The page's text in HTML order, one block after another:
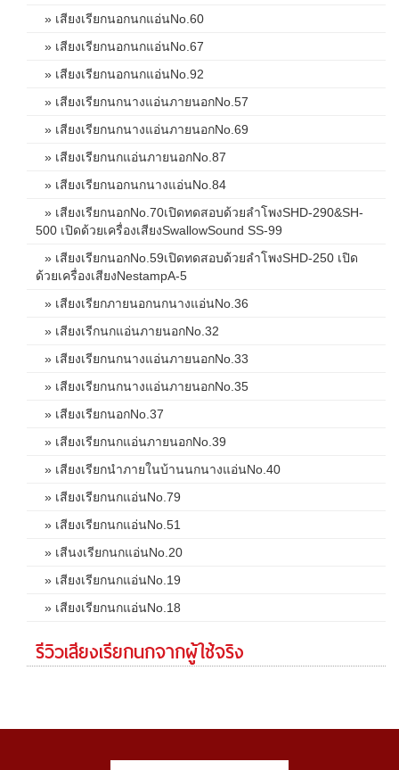
» เสียงเรียกนอกนกแอ่นNo.60
» เสียงเรียกนอกนกแอ่นNo.67
» เสียงเรียกนอกนกแอ่นNo.92
» เสียงเรียกนกนางแอ่นภายนอกNo.57
» เสียงเรียกนกนางแอ่นภายนอกNo.69
» เสียงเรียกนกแอ่นภายนอกNo.87
» เสียงเรียกนอกนกนางแอ่นNo.84
» เสียงเรียกนอกNo.70เปิดทดสอบด้วยลำโพงSHD-290&SH-
500 เปิดด้วยเครื่องเสียงSwallowSound SS-99
» เสียงเรียกนอกNo.59เปิดทดสอบด้วยลำโพงSHD-250 เปิด
ด้วยเครื่องเสียงNestampA-5
» เสียงเรียกภายนอกนกนางแอ่นNo.36
» เสียงเรีกนกแอ่นภายนอกNo.32
» เสียงเรียกนกนางแอ่นภายนอกNo.33
» เสียงเรียกนกนางแอ่นภายนอกNo.35
» เสียงเรียกนอกNo.37
» เสียงเรียกนกแอ่นภายนอกNo.39
» เสียงเรียกนำภายในบ้านนกนางแอ่นNo.40
» เสียงเรียกนกแอ่นNo.79
» เสียงเรียกนกแอ่นNo.51
» เสีนงเรียกนกแอ่นNo.20
» เสียงเรียกนกแอ่นNo.19
» เสียงเรียกนกแอ่นNo.18
รีวิวเสียงเรียกนกจากผู้ใช้จริง